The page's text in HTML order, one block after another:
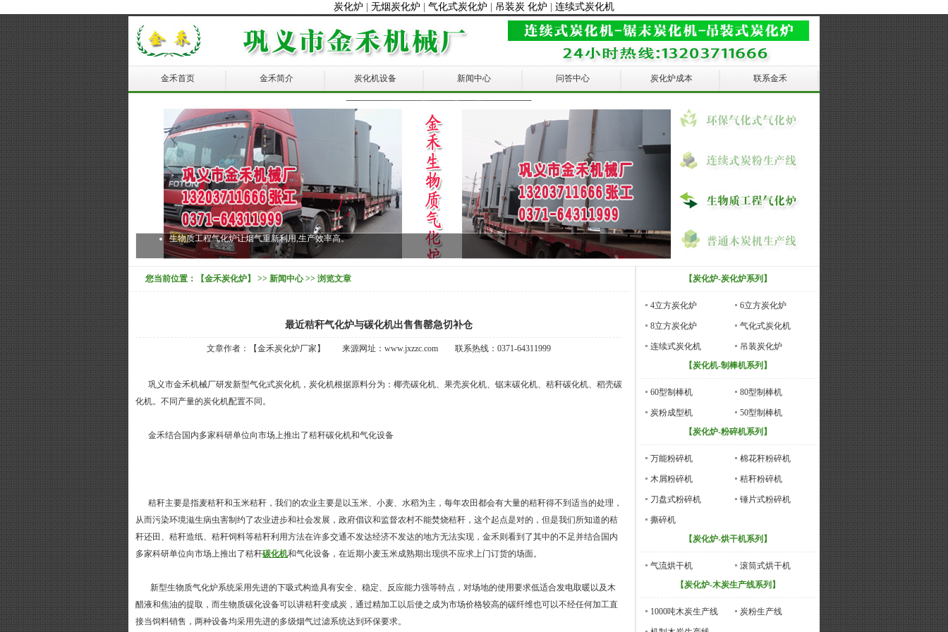
炭化炉 无烟炭化炉 气化式炭化炉 吊装炭 化炉 连续式炭化机
金禾首页 金禾简介 炭化机设备 新闻中心 问答中心 炭化炉成本 联系金禾
生物质工程气化炉让烟气重新利用,生产效率高。
【炭化炉-炭化炉系列】
4立方炭化炉 6立方炭化炉
8立方炭化炉 气化式炭化机
连续式炭化机
吊装炭化炉
【炭化机-制棒机系列】
60型制棒机 80型制棒机
炭粉成型机
50型制棒机
【炭化炉-粉碎机系列】
万能粉碎机 棉花秆粉碎机
木屑粉碎机 秸秆粉碎机
刀盘式粉碎机 锤片式粉碎机
撕碎机
【炭化炉-烘干机系列】
气流烘干机
滚筒式烘干机
【炭化炉-木炭生产线系列】
1000吨木炭生产线 炭粉生产线
您当前位置： 【金禾炭化炉】 >> 新闻中心>> 浏览文章
最近秸秆气化炉与碳化机出售售罄急切补仓
文章作者：【金禾炭化炉厂家】 来源网址：www.jxzzc.com 联系热线：0371-64311999
巩义市金禾机械厂研发新型气化式炭化机，炭化机根据原料分为：椰壳碳化机、果壳炭化机、锯末碳化机、秸秆碳化机、稻壳碳
化机。不同产量的炭化机配置不同。
金禾结合国内多家科研单位向市场上推出了秸秆碳化机和气化设备
秸秆主要是指麦秸秆和玉米秸秆，我们的农业主要是以玉米、小麦、水稻为主，每年农田都会有大量的秸秆得不到适当的处理，
从而污染环境滋生病虫害制约了农业进步和社会发展，政府倡议和监督农村不能焚烧秸秆，这个起点是对的，但是我们所知道的秸
秆还田、秸秆造纸、秸秆饲料等秸秆利用方法在许多交通不发达经济不发达的地方无法实现，金禾则看到了其中的不足并结合国内
多家科研单位向市场上推出了秸秆碳化机和气化设备，在近期小麦玉米成熟期出现供不应求上门订货的场面。
新型生物质气化炉系统采用先进的下吸式构造具有安全、稳定、反应能力强等特点，对场地的使用要求低适合发电取暖以及木
醋液和焦油的提取，而生物质碳化设备可以讲秸秆变成炭，通过精加工以后使之成为市场价格较高的碳纤维也可以不经任何加工直
接当饲料销售，两种设备均采用先进的多级烟气过滤系统达到环保要求。